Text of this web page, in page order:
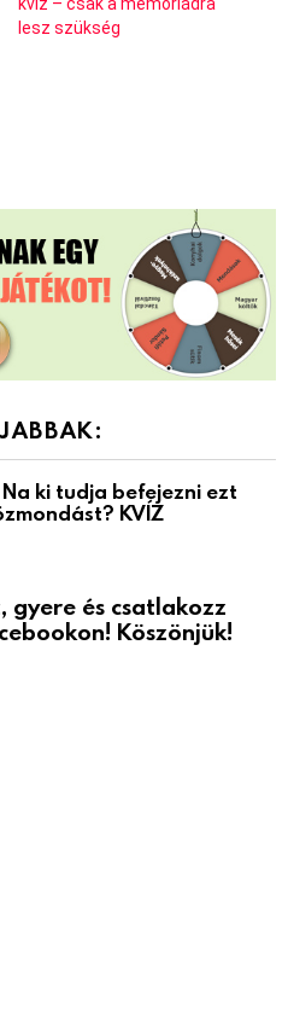
lesz szükség
ki tudja befejezni ezt
KVÍZ
gyere és csatlakozz
Köszönjük!